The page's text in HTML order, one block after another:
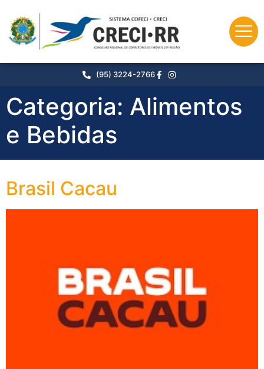
conteúdo
(95) 3224-2766
Categoria: Alimentos
e Bebidas
Brasil Cacau